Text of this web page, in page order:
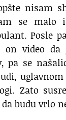
nisam
se malo
Posle
on video
pa se
uglavnom
Zato
budu vrlo